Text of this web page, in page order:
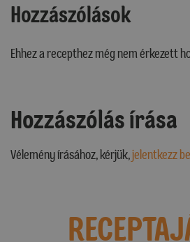
Hozzászólások
Ehhez a recepthez még nem érkezett
Hozzászólás írása
Vélemény írásához, kérjük,jelentkezz